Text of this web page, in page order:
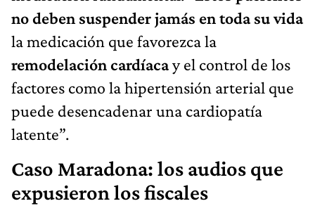
no deben suspender jamás en toda su vida
la medicación que favorezca la
remodelación cardíacay el control de los
factores como la hipertensión arterial que
puede desencadenar una cardiopatía
latente”.
Caso Maradona: los audios que
expusieron los fiscales